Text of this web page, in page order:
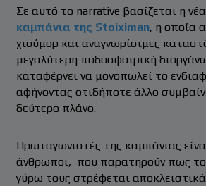
Σε αυτό το narrative βασίζεται η νέα
καμπάνια της Stoiximan, η οποία
χιούμορ και αναγνωρίσιμες
μεγαλύτερη ποδοσφαιρική
καταφέρνει να μονοπωλεί το
αφήνοντας οτιδήποτε άλλο
δεύτερο πλάνο.
Πρωταγωνιστές της καμπάνιας
άνθρωποι, που παρατηρούν πως το
γύρω τους στρέφεται